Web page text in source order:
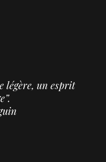
légère, un esprit